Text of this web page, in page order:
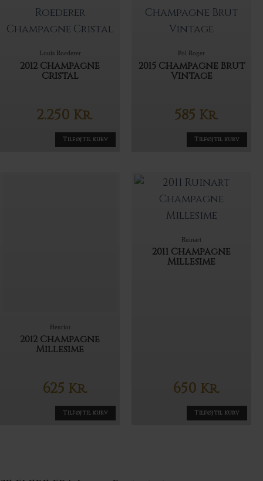
Louis Roederer
2012 Champagne
Cristal
2.250 Kr.
Tilføj til kurv
Pol Roger
2015 Champagne Brut
Vintage
585 Kr.
Tilføj til kurv
Henriot
2012 Champagne
Millesime
625 Kr.
Tilføj til kurv
Ruinart
2011 Champagne
Millesime
650 Kr.
Tilføj til kurv